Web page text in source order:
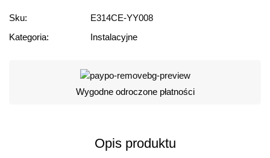
Sku:
E314CE-YY008
Kategoria:
Instalacyjne
Wygodne odroczone płatności
Opis produktu